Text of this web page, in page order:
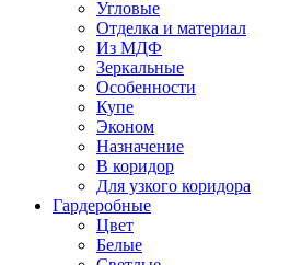
Угловые
Отделка и материал
Из МДФ
Зеркальные
Особенности
Купе
Эконом
Назначение
В коридор
Для узкого коридора
Гардеробные
Цвет
Белые